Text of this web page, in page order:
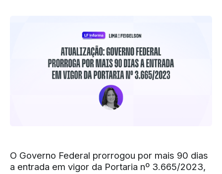
O Governo Federal prorrogou por mais 90 dias
a entrada em vigor da Portaria nº 3.665/2023,